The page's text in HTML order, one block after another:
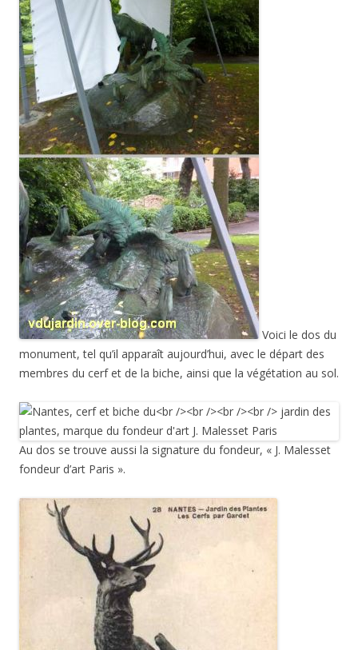
Voici le dos du
monument, tel qu’il apparaît aujourd’hui, avec le départ des
membres du cerf et de la biche, ainsi que la végétation au sol.
Au dos se trouve aussi la signature du fondeur, « J. Malesset
fondeur d’art Paris ».